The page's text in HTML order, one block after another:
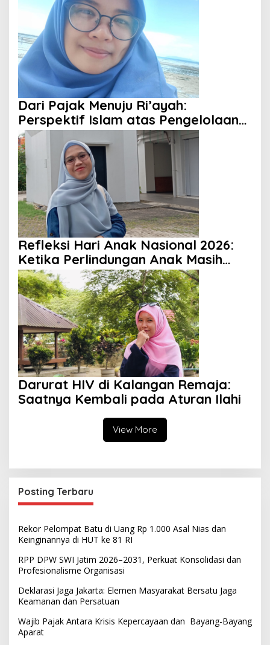
Dari Pajak Menuju Ri’ayah:
Perspektif Islam atas Pengelolaan
Keuangan Negara
Refleksi Hari Anak Nasional 2026:
Ketika Perlindungan Anak Masih
Menjadi Ilusi
Darurat HIV di Kalangan Remaja:
Saatnya Kembali pada Aturan Ilahi
View More
Posting Terbaru
Rekor Pelompat Batu di Uang Rp 1.000 Asal Nias dan
Keinginannya di HUT ke 81 RI
RPP DPW SWI Jatim 2026–2031, Perkuat Konsolidasi dan
Profesionalisme Organisasi
Deklarasi Jaga Jakarta: Elemen Masyarakat Bersatu Jaga
Keamanan dan Persatuan
Wajib Pajak Antara Krisis Kepercayaan dan Bayang-Bayang
Aparat